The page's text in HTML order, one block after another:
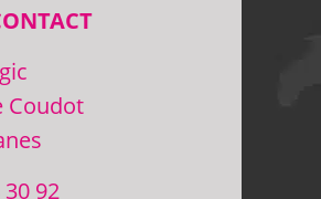
Coudot
30 92